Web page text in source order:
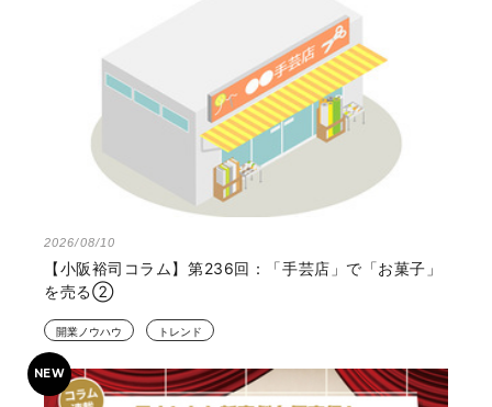
2026/08/10
【小阪裕司コラム】第236回：「手芸店」で「お菓子」
を売る②
開業ノウハウ トレンド